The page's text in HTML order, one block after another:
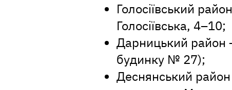
Голосіївський
Голосіївська, 4–10;
Дарницький район
будинку № 27);
Деснянський